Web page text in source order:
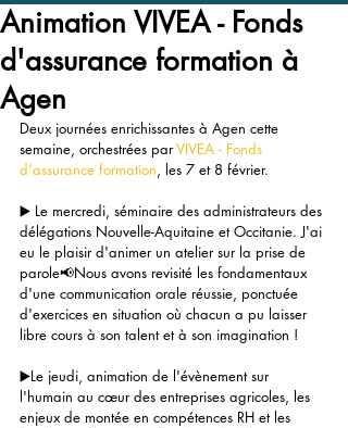
Animation VIVEA - Fonds
d'assurance formation à
Agen
Deux journées enrichissantes à Agen cette
semaine, orchestrées par VIVEA - Fonds
d'assurance formation, les 7 et 8 février.
▶️ Le mercredi, séminaire des administrateurs des
délégations Nouvelle-Aquitaine et Occitanie. J'ai
eu le plaisir d'animer un atelier sur la prise de
parole📢Nous avons revisité les fondamentaux
d'une communication orale réussie, ponctuée
d'exercices en situation où chacun a pu laisser
libre cours à son talent et à son imagination !
▶️Le jeudi, animation de l'évènement sur
l'humain au cœur des entreprises agricoles, les
enjeux de montée en compétences RH et les